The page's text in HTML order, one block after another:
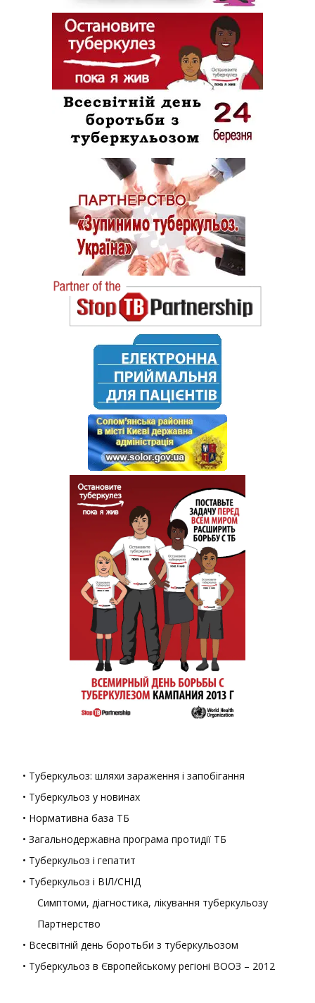
• Туберкульоз: шляхи зараження і запобігання
• Туберкульоз у новинах
• Нормативна база ТБ
• Загальнодержавна програма протидії ТБ
• Туберкульоз і гепатит
• Туберкульоз і ВІЛ/СНІД
Симптоми, діагностика, лікування туберкульозу
Партнерство
• Всесвітній день боротьби з туберкульозом
• Туберкульоз в Європейському регіоні ВООЗ – 2012